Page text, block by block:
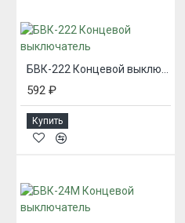
БВК-222 Концевой выключатель
592 ₽
Купить